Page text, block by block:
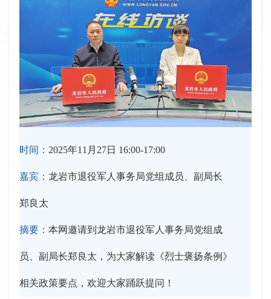
时间： 2025年11月27日 16:00-17:00
嘉宾： 龙岩市退役军人事务局党组成员、副局长
郑良太
摘要： 本网邀请到龙岩市退役军人事务局党组成
员、副局长郑良太，为大家解读《烈士褒扬条例》
相关政策要点，欢迎大家踊跃提问！